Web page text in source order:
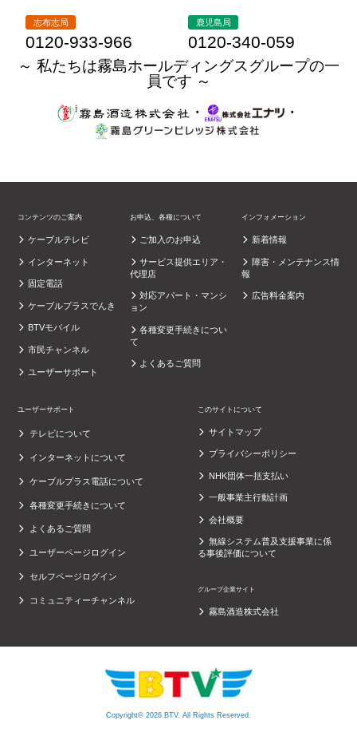
志布志局
0120-933-966
鹿児島局
0120-340-059
～ 私たちは霧島ホールディングスグループの一
員です ～
・
・
コンテンツのご案内
ケーブルテレビ
インターネット
固定電話
ケーブルプラスでんき
BTVモバイル
市民チャンネル
ユーザーサポート
お申込、各種について
ご加入のお申込
サービス提供エリア・
代理店
対応アパート・マンシ
ョン
各種変更手続きについ
て
よくあるご質問
インフォメーション
新着情報
障害・メンテナンス情
報
広告料金案内
ユーザーサポート
テレビについて
インターネットについて
ケーブルプラス電話について
各種変更手続きについて
よくあるご質問
ユーザーページログイン
セルフページログイン
コミュニティーチャンネル
このサイトについて
サイトマップ
プライバシーポリシー
NHK団体一括支払い
一般事業主行動計画
会社概要
無線システム普及支援事業に係
る事後評価について
グループ企業サイト
霧島酒造株式会社
Copyright© 2026 BTV. All Rights Reserved.